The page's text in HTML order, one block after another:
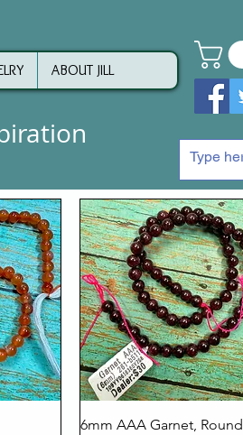
ABOUT JILL
Быстрый просмотр
6mm AAA Garnet, Round,